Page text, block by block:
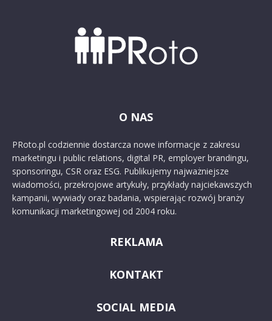
O NAS
PRoto.pl codziennie dostarcza nowe informacje z zakresu
marketingu i public relations, digital PR, employer brandingu,
sponsoringu, CSR oraz ESG. Publikujemy najważniejsze
wiadomości, przekrojowe artykuły, przykłady najciekawszych
kampanii, wywiady oraz badania, wspierając rozwój branży
komunikacji marketingowej od 2004 roku.
REKLAMA
KONTAKT
SOCIAL MEDIA